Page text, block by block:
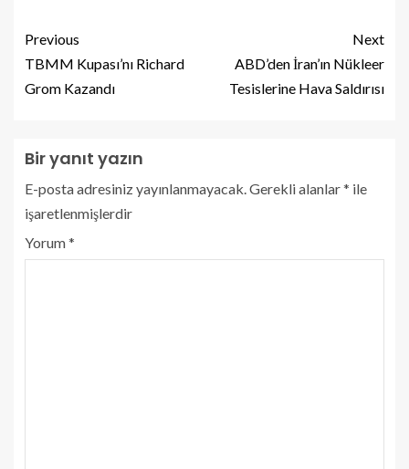
Previous
TBMM Kupası’nı Richard
Grom Kazandı
Next
ABD’den İran’ın Nükleer
Tesislerine Hava Saldırısı
Bir yanıt yazın
E-posta adresiniz yayınlanmayacak.Gerekli alanlar* ile
işaretlenmişlerdir
Yorum*